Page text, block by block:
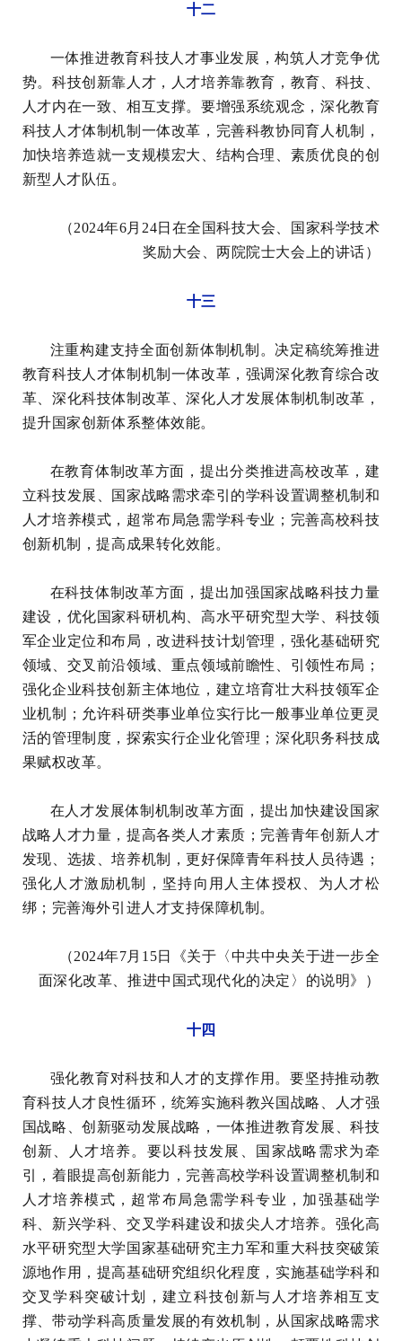
十二
一体推进教育科技人才事业发展，构筑人才竞争优
势。科技创新靠人才，人才培养靠教育，教育、科技、
人才内在一致、相互支撑。要增强系统观念，深化教育
科技人才体制机制一体改革，完善科教协同育人机制，
加快培养造就一支规模宏大、结构合理、素质优良的创
新型人才队伍。
（2024年6月24日在全国科技大会、国家科学技术
奖励大会、两院院士大会上的讲话）
十三
注重构建支持全面创新体制机制。决定稿统筹推进
教育科技人才体制机制一体改革，强调深化教育综合改
革、深化科技体制改革、深化人才发展体制机制改革，
提升国家创新体系整体效能。
在教育体制改革方面，提出分类推进高校改革，建
立科技发展、国家战略需求牵引的学科设置调整机制和
人才培养模式，超常布局急需学科专业；完善高校科技
创新机制，提高成果转化效能。
在科技体制改革方面，提出加强国家战略科技力量
建设，优化国家科研机构、高水平研究型大学、科技领
军企业定位和布局，改进科技计划管理，强化基础研究
领域、交叉前沿领域、重点领域前瞻性、引领性布局；
强化企业科技创新主体地位，建立培育壮大科技领军企
业机制；允许科研类事业单位实行比一般事业单位更灵
活的管理制度，探索实行企业化管理；深化职务科技成
果赋权改革。
在人才发展体制机制改革方面，提出加快建设国家
战略人才力量，提高各类人才素质；完善青年创新人才
发现、选拔、培养机制，更好保障青年科技人员待遇；
强化人才激励机制，坚持向用人主体授权、为人才松
绑；完善海外引进人才支持保障机制。
（2024年7月15日《关于〈中共中央关于进一步全
面深化改革、推进中国式现代化的决定〉的说明》）
十四
强化教育对科技和人才的支撑作用。要坚持推动教
育科技人才良性循环，统筹实施科教兴国战略、人才强
国战略、创新驱动发展战略，一体推进教育发展、科技
创新、人才培养。要以科技发展、国家战略需求为牵
引，着眼提高创新能力，完善高校学科设置调整机制和
人才培养模式，超常布局急需学科专业，加强基础学
科、新兴学科、交叉学科建设和拔尖人才培养。强化高
水平研究型大学国家基础研究主力军和重大科技突破策
源地作用，提高基础研究组织化程度，实施基础学科和
交叉学科突破计划，建立科技创新与人才培养相互支
撑、带动学科高质量发展的有效机制，从国家战略需求